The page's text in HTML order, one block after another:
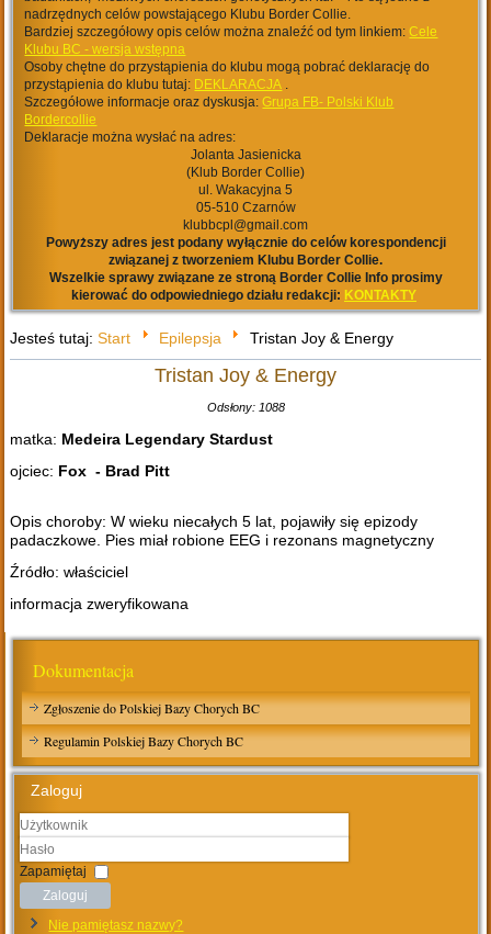
nadrzędnych celów powstającego Klubu Border Collie.
Bardziej szczegółowy opis celów można znaleźć od tym linkiem:Cele
Klubu BC - wersja wstępna
Osoby chętne do przystąpienia do klubu mogą pobrać deklarację do
przystąpienia do klubu tutaj: DEKLARACJA .
Szczegółowe informacje oraz dyskusja:Grupa FB- Polski Klub
Bordercollie
Deklaracje można wysłać na adres:
Jolanta Jasienicka
(Klub Border Collie)
ul. Wakacyjna 5
05-510 Czarnów
klubbcpl@gmail.com
Powyższy adres jest podany wyłącznie do celów korespondencji
związanej z tworzeniem Klubu Border Collie.
Wszelkie sprawy związane ze stroną Border Collie Info prosimy
kierować do odpowiedniego działu redakcji: KONTAKTY
Jesteś tutaj:Start Epilepsja Tristan Joy & Energy
Tristan Joy & Energy
Odsłony: 1088
matka: Medeira Legendary Stardust
ojciec: Fox - Brad Pitt
Opis choroby: W wieku niecałych 5 lat, pojawiły się epizody
padaczkowe. Pies miał robione EEG i rezonans magnetyczny
Źródło: właściciel
informacja zweryfikowana
Dokumentacja
Zgłoszenie do Polskiej Bazy Chorych BC
Regulamin Polskiej Bazy Chorych BC
Zaloguj
Użytkownik
Hasło
Zapamiętaj
Zaloguj
Nie pamiętasz nazwy?